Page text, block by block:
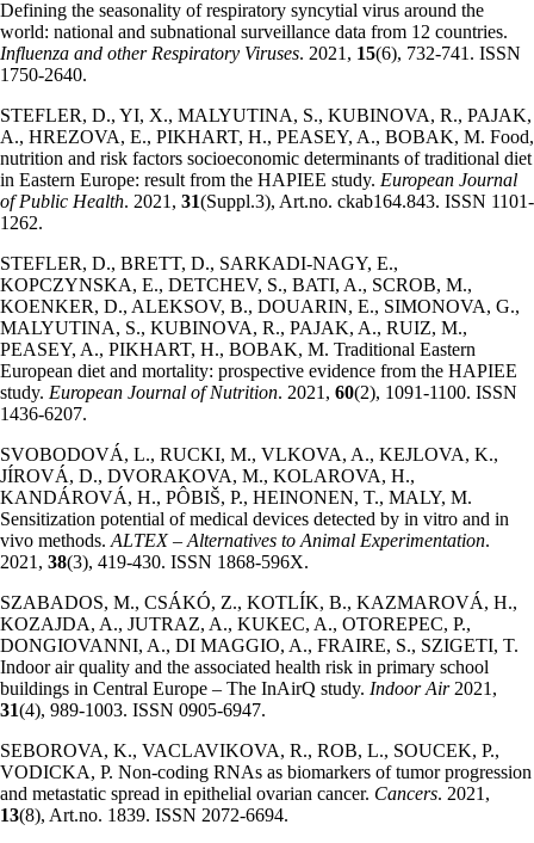
Defining the seasonality of respiratory syncytial virus around the
world: national and subnational surveillance data from 12 countries.
Influenza and other Respiratory Viruses. 2021, 15(6), 732-741. ISSN
1750-2640.
STEFLER, D., YI, X., MALYUTINA, S., KUBINOVA, R., PAJAK,
A., HREZOVA, E., PIKHART, H., PEASEY, A., BOBAK, M. Food,
nutrition and risk factors socioeconomic determinants of traditional diet
in Eastern Europe: result from the HAPIEE study. European Journal
of Public Health. 2021, 31(Suppl.3), Art.no. ckab164.843. ISSN 1101-
1262.
STEFLER, D., BRETT, D., SARKADI-NAGY, E.,
KOPCZYNSKA, E., DETCHEV, S., BATI, A., SCROB, M.,
KOENKER, D., ALEKSOV, B., DOUARIN, E., SIMONOVA, G.,
MALYUTINA, S., KUBINOVA, R., PAJAK, A., RUIZ, M.,
PEASEY, A., PIKHART, H., BOBAK, M. Traditional Eastern
European diet and mortality: prospective evidence from the HAPIEE
study. European Journal of Nutrition. 2021, 60(2), 1091-1100. ISSN
1436-6207.
SVOBODOVÁ, L., RUCKI, M., VLKOVA, A., KEJLOVA, K.,
JÍROVÁ, D., DVORAKOVA, M., KOLAROVA, H.,
KANDÁROVÁ, H., PÔBIŠ, P., HEINONEN, T., MALY, M.
Sensitization potential of medical devices detected by in vitro and in
vivo methods. ALTEX – Alternatives to Animal Experimentation.
2021, 38(3), 419-430. ISSN 1868-596X.
SZABADOS, M., CSÁKÓ, Z., KOTLÍK, B., KAZMAROVÁ, H.,
KOZAJDA, A., JUTRAZ, A., KUKEC, A., OTOREPEC, P.,
DONGIOVANNI, A., DI MAGGIO, A., FRAIRE, S., SZIGETI, T.
Indoor air quality and the associated health risk in primary school
buildings in Central Europe – The InAirQ study. Indoor Air2021,
31(4), 989-1003. ISSN 0905-6947.
SEBOROVA, K., VACLAVIKOVA, R., ROB, L., SOUCEK, P.,
VODICKA, P. Non-coding RNAs as biomarkers of tumor progression
and metastatic spread in epithelial ovarian cancer. Cancers. 2021,
13(8), Art.no. 1839. ISSN 2072-6694.